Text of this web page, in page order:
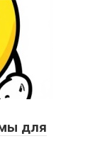
для